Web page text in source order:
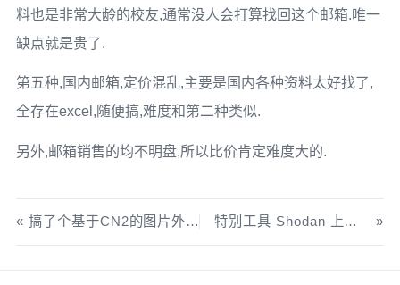
料也是非常大龄的校友,通常没人会打算找回这个邮箱.唯一
缺点就是贵了.
第五种,国内邮箱,定价混乱,主要是国内各种资料太好找了,
全存在excel,随便搞,难度和第二种类似.
另外,邮箱销售的均不明盘,所以比价肯定难度大的.
搞了个基于CN2的图片外链网站 特别工具 Shodan 上手指南[文末福利]